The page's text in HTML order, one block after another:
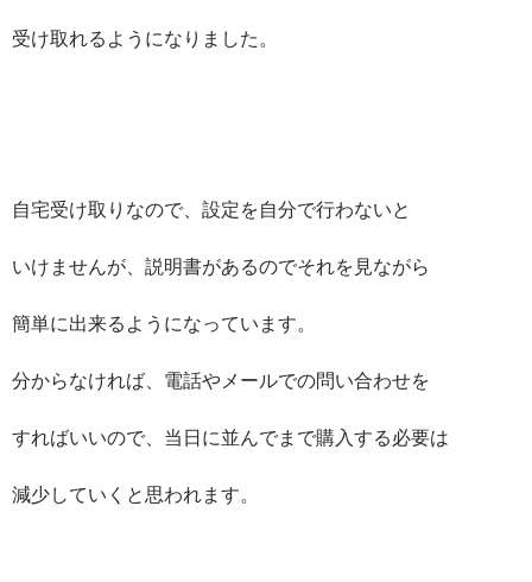
受け取れるようになりました。
自宅受け取りなので、設定を自分で行わないと
いけませんが、説明書があるのでそれを見ながら
簡単に出来るようになっています。
分からなければ、電話やメールでの問い合わせを
すればいいので、当日に並んでまで購入する必要は
減少していくと思われます。